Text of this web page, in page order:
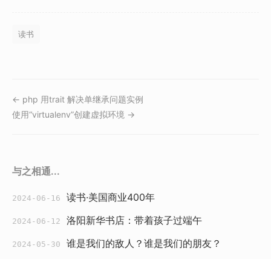
读书
← php 用trait 解决单继承问题实例
使用“virtualenv”创建虚拟环境 →
与之相通...
2024-06-16 读书·美国商业400年
2024-06-12 洛阳新华书店：带着孩子过端午
2024-05-30 谁是我们的敌人？谁是我们的朋友？